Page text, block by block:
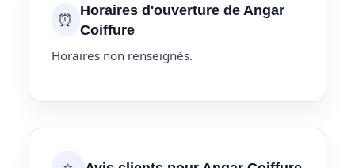
⏰
Horaires d'ouverture de Angar
Coiffure
Horaires non renseignés.